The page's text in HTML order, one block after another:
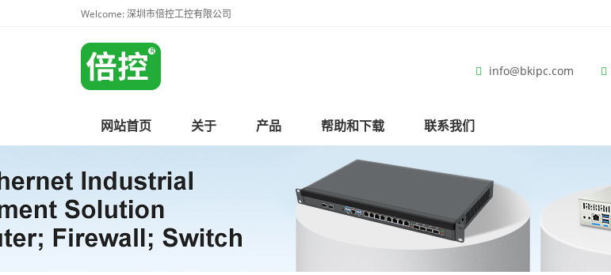
Welcome: 深圳市倍控工控有限公司
info@bkipc.com
网站首页 关于 产品 帮助和下载 联系我们